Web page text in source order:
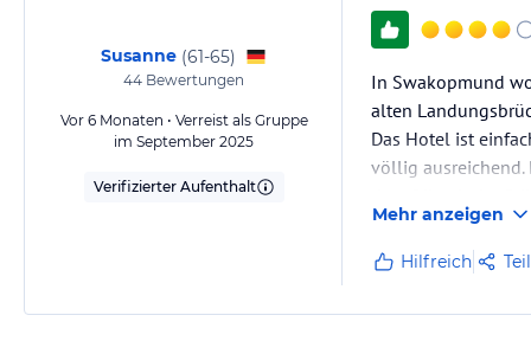
Susanne (61-65)
44 Bewertungen
Vor 6 Monaten • Verreist als Gruppe
im September 2025
Verifizierter Aufenthalt
In Swakopmund
alten
Das Hotel ist
völlig ausreichend.
Trotzdem habe ich
Mehr anzeigen
Hilfreich